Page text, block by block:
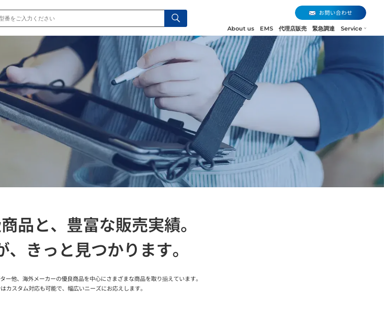
お問い合わせ
About us EMS 代理店販売 緊急調達 Service
品と、 豊富な販売実績。
きっと見つかります。
ー他、海外メーカーの優良商品を中心にさまざまな商品を取り揃えています。
カスタム対応も可能で、幅広いニーズにお応えします。